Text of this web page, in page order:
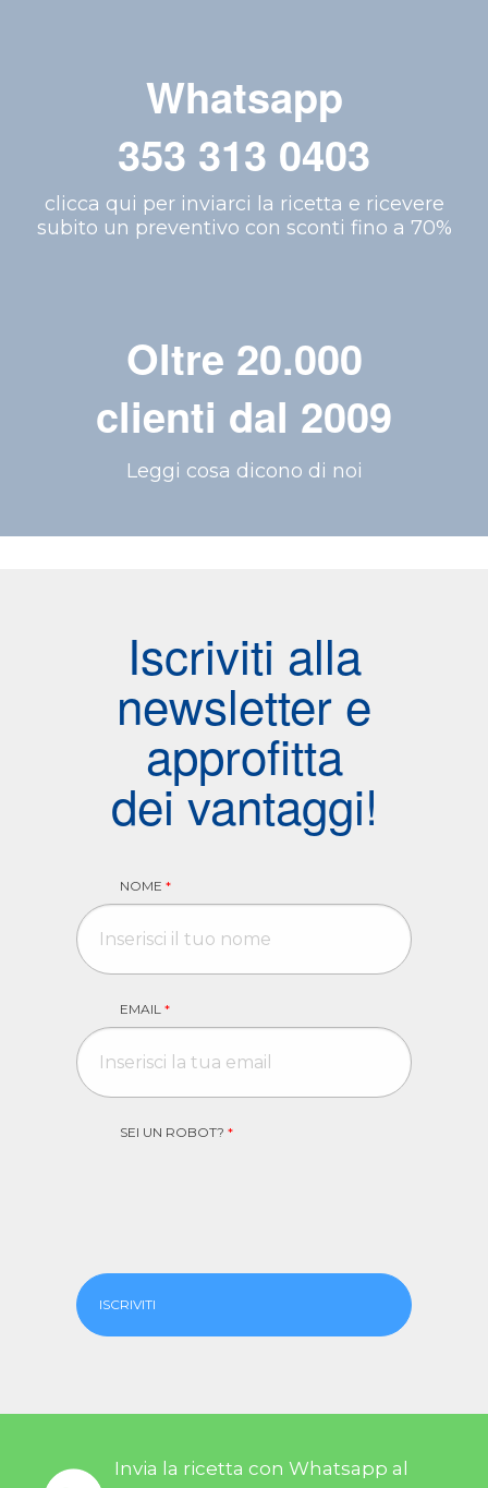
Whatsapp
353 313 0403
clicca qui per inviarci la ricetta e ricevere
subito un preventivo con sconti fino a 70%
Oltre 20.000
clienti dal 2009
Leggi cosa dicono di noi
Iscriviti alla
newsletter e
approfitta
dei vantaggi!
NOME *
EMAIL *
SEI UN ROBOT? *
ISCRIVITI
Invia la ricetta con Whatsapp al